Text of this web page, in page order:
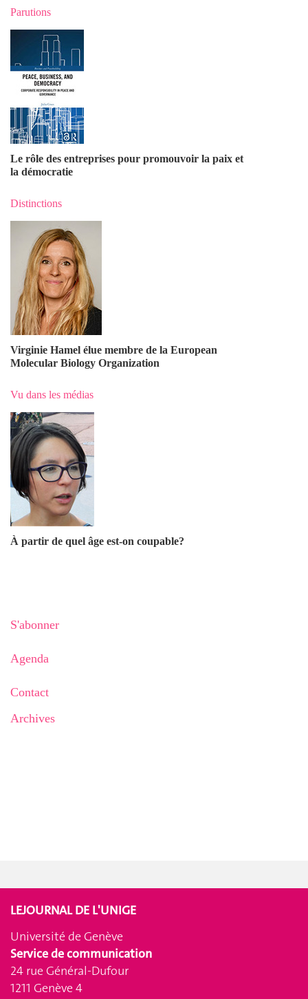
Parutions
Le rôle des entreprises pour promouvoir la paix et
la démocratie
Distinctions
Virginie Hamel élue membre de la European
Molecular Biology Organization
Vu dans les médias
À partir de quel âge est-on coupable?
S'abonner
Agenda
Contact
Archives
LEJOURNAL DE L'UNIGE
Université de Genève
Service de communication
24 rue Général-Dufour
1211 Genève 4